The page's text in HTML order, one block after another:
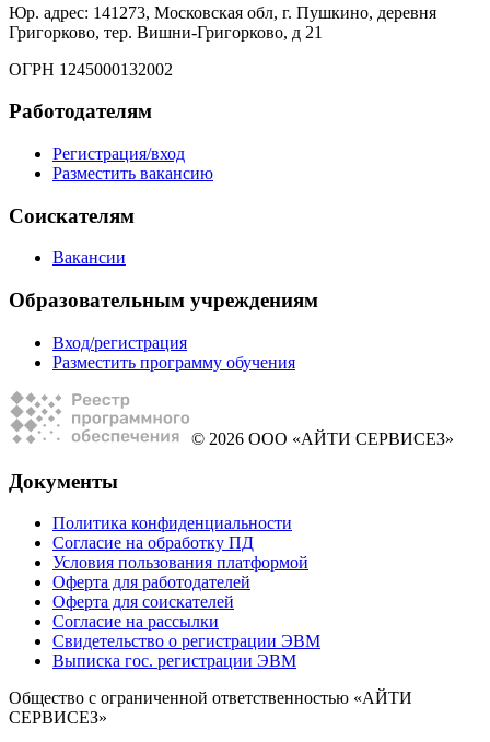
Юр. адрес: 141273, Московская обл, г. Пушкино, деревня
Григорково, тер. Вишни-Григорково, д 21
ОГРН 1245000132002
Работодателям
Регистрация/вход
Разместить вакансию
Соискателям
Вакансии
Образовательным учреждениям
Вход/регистрация
Разместить программу обучения
© 2026 ООО «АЙТИ СЕРВИСЕЗ»
Документы
Политика конфиденциальности
Согласие на обработку ПД
Условия пользования платформой
Оферта для работодателей
Оферта для соискателей
Согласие на рассылки
Свидетельство о регистрации ЭВМ
Выписка гос. регистрации ЭВМ
Общество с ограниченной ответственностью «АЙТИ
СЕРВИСЕЗ»